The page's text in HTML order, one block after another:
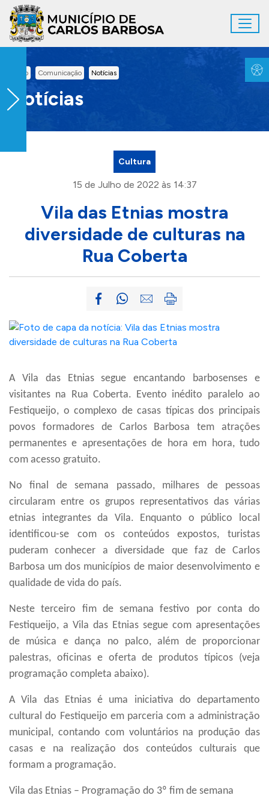
Ir para conteúdo principal
Inicio Comunicação Notícias
Notícias
Cultura
15 de Julho de 2022 às 14:37
Vila das Etnias mostra
diversidade de culturas na
Rua Coberta
A Vila das Etnias segue encantando barbosenses e
visitantes na Rua Coberta. Evento inédito paralelo ao
Festiqueijo, o complexo de casas típicas dos principais
povos formadores de Carlos Barbosa tem atrações
permanentes e apresentações de hora em hora, tudo
com acesso gratuito.
No final de semana passado, milhares de pessoas
circularam entre os grupos representativos das várias
etnias integrantes da Vila. Enquanto o público local
identificou-se com os conteúdos expostos, turistas
puderam conhecer a diversidade que faz de Carlos
Barbosa um dos municípios de maior desenvolvimento e
qualidade de vida do país.
Neste terceiro fim de semana festivo por conta do
Festiqueijo, a Vila das Etnias segue com apresentações
de música e dança no palco, além de proporcionar
palestras, oficinas e oferta de produtos típicos (veja
programação completa abaixo).
A Vila das Etnias é uma iniciativa do departamento
cultural do Festiqueijo em parceria com a administração
municipal, contando com voluntários na produção das
casas e na realização dos conteúdos culturais que
formam a programação.
Vila das Etnias – Programação do 3º fim de semana